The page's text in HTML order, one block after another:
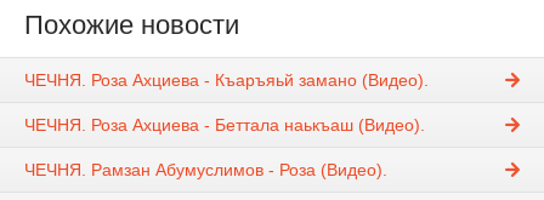
Похожие новости
ЧЕЧНЯ. Роза Ахциева - Къаръяьй замано (Видео).
ЧЕЧНЯ. Роза Ахциева - Беттала наькъаш (Видео).
ЧЕЧНЯ. Рамзан Абумуслимов - Роза (Видео).